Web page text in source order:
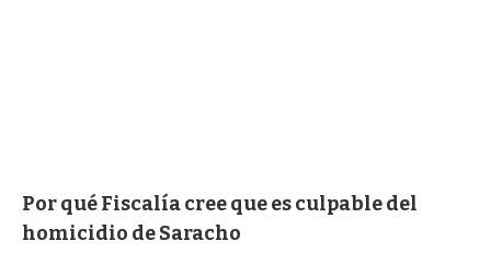
Por qué Fiscalía cree que es culpable del
homicidio de Saracho